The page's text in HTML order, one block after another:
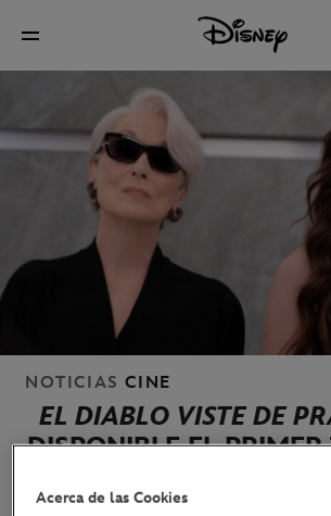
NOTICIAS CINE
EL DIABLO VISTE DE
DISPONIBLE EL PRIMER
Acerca de las Cookies